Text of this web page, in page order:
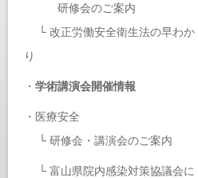
研修会のご案内
└ 改正労働安全衛生法の早わか
り
・ 学術講演会開催情報
・ 医療安全
└ 研修会・講演会のご案内
└ 富山県院内感染対策協議会に